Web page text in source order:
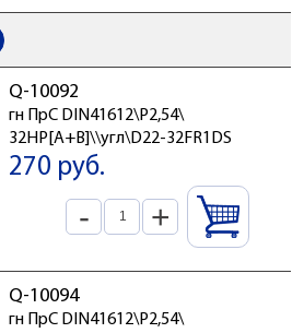
Q-10092
гн ПрС DIN41612\P2,54\
32HP[A+B]\\угл\D22-32FR1DS
270 руб.
- +
Q-10094
гн ПрС DIN41612\P2,54\